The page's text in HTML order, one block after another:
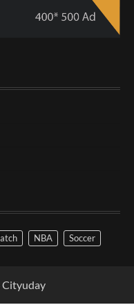
NBA Soccer
Cityuday